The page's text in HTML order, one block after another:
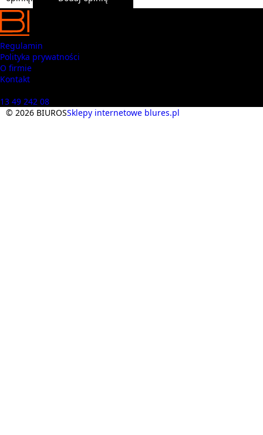
Regulamin
Polityka prywatności
O firmie
Kontakt
13 49 242 08
© 2026 BIUROSSklepy internetowe blures.pl